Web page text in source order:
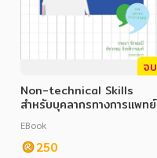
จบ
Non-technical Skills
สำหรับบุคลากรทางการแพทย์
EBook
250